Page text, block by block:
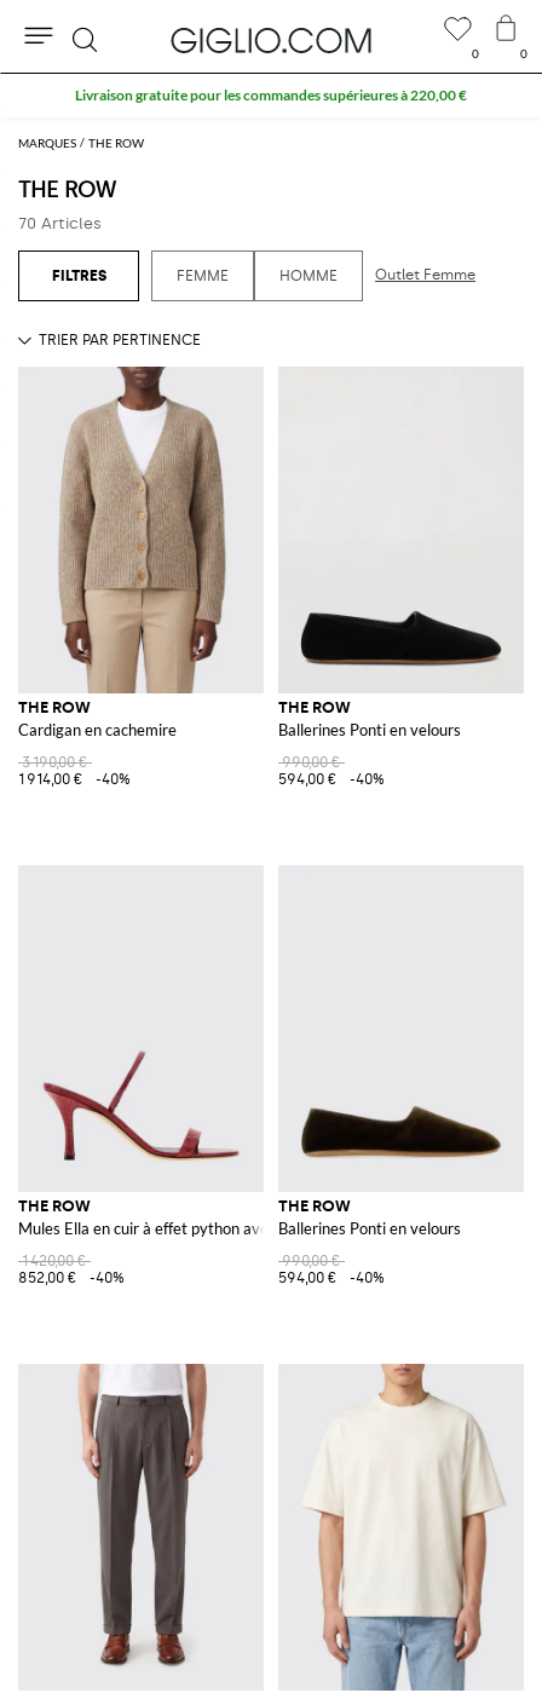
MARQUES THE ROW
THE ROW
70 Articles
FEMME HOMME Outlet Femme
THE ROW
Cardigan en cachemire
3 190,00 €
1 914,00 €
-40%
THE ROW
Ballerines Ponti en velours
990,00 €
594,00 €
-40%
THE ROW
Mules Ella en cuir à effet python avec talon aiguille
1 420,00 €
852,00 €
-40%
THE ROW
Ballerines Ponti en velours
990,00 €
594,00 €
-40%
0 0
Rechercher
10 % extra sur l'espace Outlet